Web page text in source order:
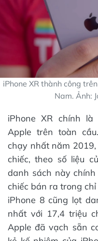
iPhone XR thành công
Nam. Ảnh:
iPhone XR chính là
Apple trên toàn
chạy nhất năm
chiếc, theo số liệu
danh sách này
chiếc bán ra trong
iPhone 8 cũng lọt
nhất với 17,4 triệu
Apple đã vạch sẵn